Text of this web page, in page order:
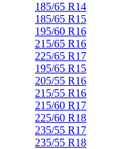
185/65 R14
185/65 R15
195/60 R16
215/65 R16
225/65 R17
195/65 R15
205/55 R16
215/55 R16
215/60 R17
225/60 R18
235/55 R17
235/55 R18